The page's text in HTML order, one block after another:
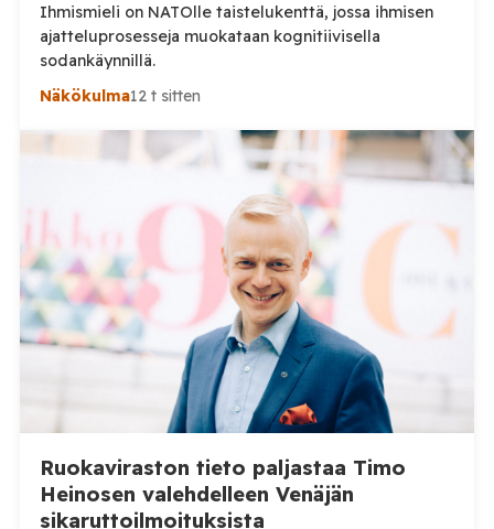
Ihmismieli on NATOlle taistelukenttä, jossa ihmisen
ajatteluprosesseja muokataan kognitiivisella
sodankäynnillä.
Näkökulma12 t sitten
Ruokaviraston tieto paljastaa Timo
Heinosen valehdelleen Venäjän
sikaruttoilmoituksista